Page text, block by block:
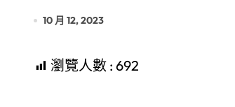
10 月 12, 2023
瀏覽人數 : 692